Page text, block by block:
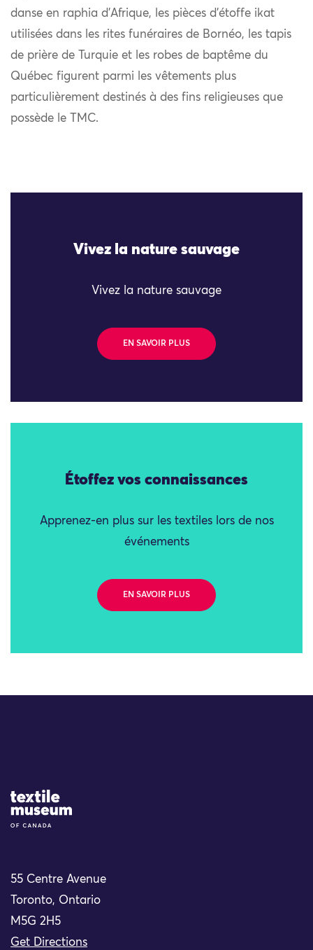
danse en raphia d’Afrique, les pièces d’étoffe ikat
utilisées dans les rites funéraires de Bornéo, les tapis
de prière de Turquie et les robes de baptême du
Québec figurent parmi les vêtements plus
particulièrement destinés à des fins religieuses que
possède le TMC.
Vivez la nature sauvage
Vivez la nature sauvage
EN SAVOIR PLUS
Étoffez vos connaissances
Apprenez-en plus sur les textiles lors de nos
événements
EN SAVOIR PLUS
Site Logo
55 Centre Avenue
Toronto, Ontario
M5G 2H5
Get Directions